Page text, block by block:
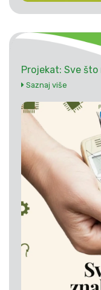
Projekat: Sve
Saznaj više